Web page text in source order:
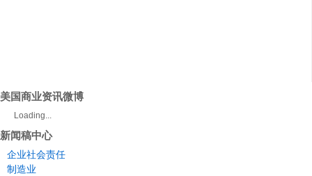
美国商业资讯微博
Loading...
新闻稿中心
企业社会责任
制造业